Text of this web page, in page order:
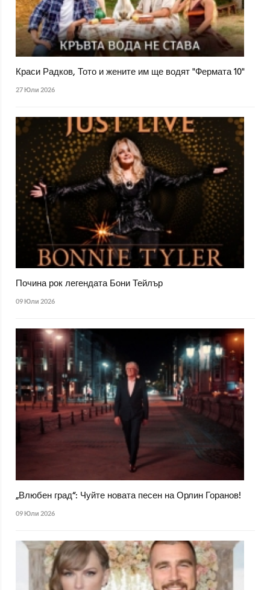
Краси Радков, Тото и жените им ще водят "Фермата 10"
27 Юли 2026
Почина рок легендата Бони Тейлър
09 Юли 2026
„Влюбен град“: Чуйте новата песен на Орлин Горанов!
09 Юли 2026